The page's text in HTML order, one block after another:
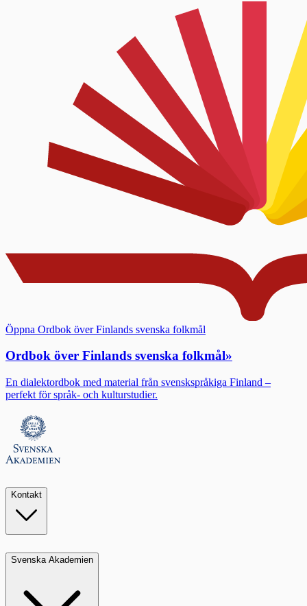
Öppna Ordbok över Finlands svenska folkmål
Ordbok över Finlands svenska folkmål»
En dialektordbok med material från svenskspråkiga Finland –
perfekt för språk- och kulturstudier.
Kontakt
Svenska Akademien